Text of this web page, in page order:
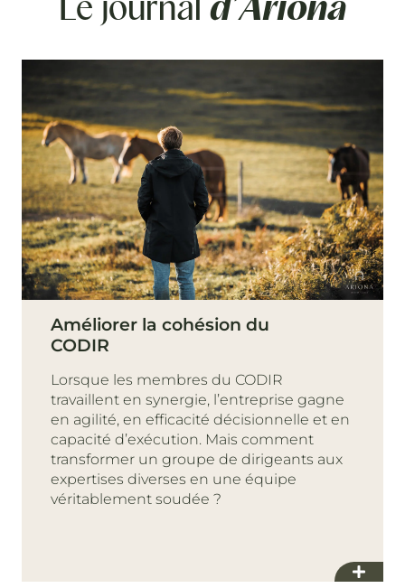
Le journal d’Ariona
Améliorer la cohésion du
CODIR
Lorsque les membres du CODIR
travaillent en synergie, l’entreprise gagne
en agilité, en efficacité décisionnelle et en
capacité d’exécution. Mais comment
transformer un groupe de dirigeants aux
expertises diverses en une équipe
véritablement soudée ?